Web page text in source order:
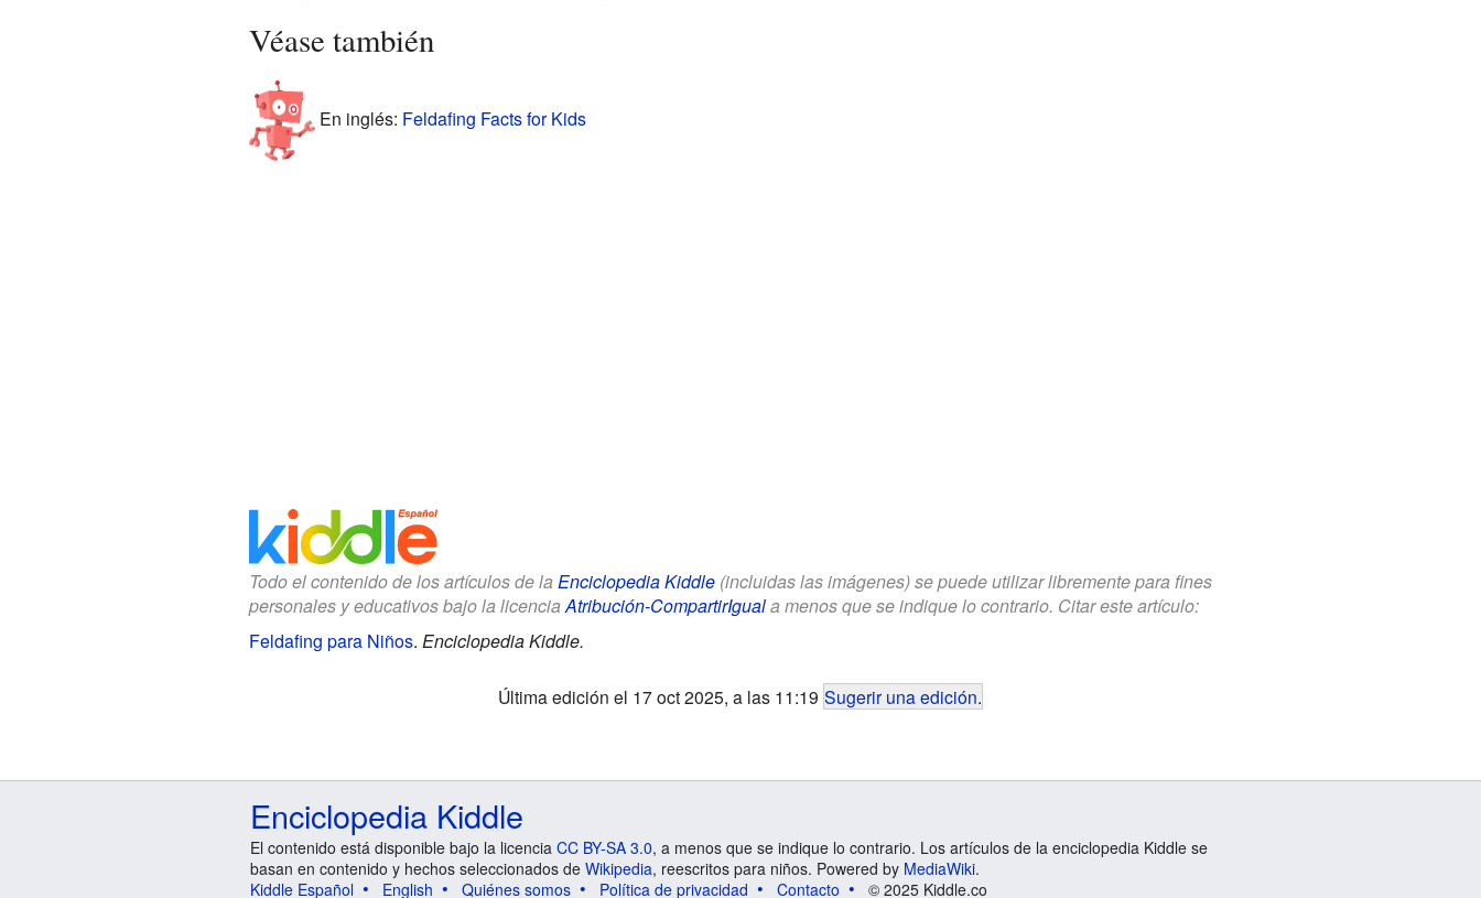
Véase también
En inglés: Feldafing Facts for Kids
Todo el contenido de los artículos de la Enciclopedia Kiddle(incluidas las imágenes) se puede utilizar libremente para fines
personales y educativos bajo la licenciaAtribución-CompartirIguala menos que se indique lo contrario. Citar este artículo:
Feldafing para Niños. Enciclopedia Kiddle.
Última edición el 17 oct 2025, a las 11:19 Sugerir una edición.
Enciclopedia Kiddle
El contenido está disponible bajo la licencia CC BY-SA 3.0, a menos que se indique lo contrario. Los artículos de la enciclopedia Kiddle se
basan en contenido y hechos seleccionados de Wikipedia, reescritos para niños. Powered by MediaWiki.
Kiddle Español
English Quiénes somos Política de privacidad Contacto © 2025 Kiddle.co